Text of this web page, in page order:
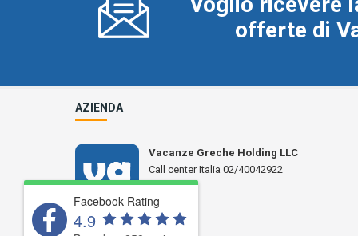
offerte di
AZIENDA
Vacanze Greche Holding LLC
Call center Italia 02/40042922
N° L 17359
Facebook Rating
4.9